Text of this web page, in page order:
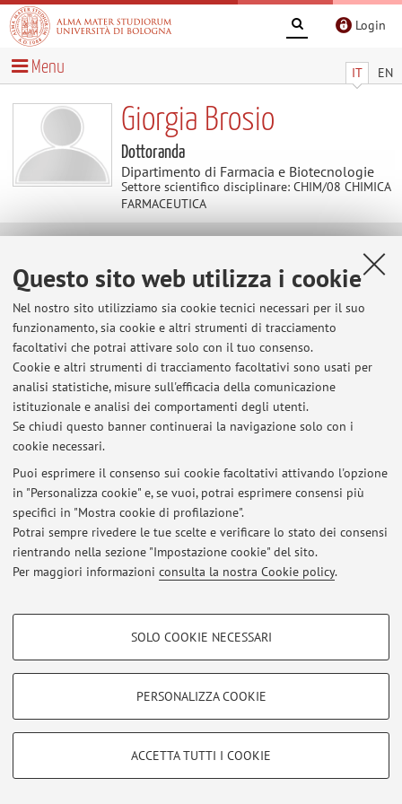
Questo sito web utilizza i cookie
Nel nostro sito utilizziamo sia cookie tecnici necessari per il suo
funzionamento, sia cookie e altri strumenti di tracciamento
facoltativi che potrai attivare solo con il tuo consenso.
Cookie e altri strumenti di tracciamento facoltativi sono usati per
analisi statistiche, misure sull'efficacia della comunicazione
istituzionale e analisi dei comportamenti degli utenti.
Se chiudi questo banner continuerai la navigazione solo con i
cookie necessari.
Puoi esprimere il consenso sui cookie facoltativi attivando l'opzione
in "Personalizza cookie" e, se vuoi, potrai esprimere consensi più
specifici in "Mostra cookie di profilazione".
Potrai sempre rivedere le tue scelte e verificare lo stato dei consensi
rientrando nella sezione "Impostazione cookie" del sito.
Per maggiori informazioni consulta la nostra Cookie policy.
COOKIE DI PROFILAZIONE - FACOLTATIVI
COOKIE TECNICI - NECESSARI
Si tratta di cookie tecnici utilizzati, a titolo esemplificativo, per il corretto
SOLO COOKIE NECESSARI
PERSONALIZZA COOKIE
ACCETTA TUTTI I COOKIE
Login
IT EN
Menu
Giorgia Brosio
Dottoranda
Dipartimento di Farmacia e Biotecnologie
Settore scientifico disciplinare: CHIM/08 CHIMICA
FARMACEUTICA
Contatti
E-mail: giorgia.brosio2@unibo.it
Dipartimento di Farmacia e Biotecnologie
Via Belmeloro 6, Bologna -Vai alla mappa
Ultimi avvisi
Al momento non sono presenti avvisi.
Accedi tramiteloginper gestire tutti i contenuti del sito.
© 2026 - ALMA MATER STUDIORUM - Università di Bologna - Via
|Note legali|Impostazioni Cookie